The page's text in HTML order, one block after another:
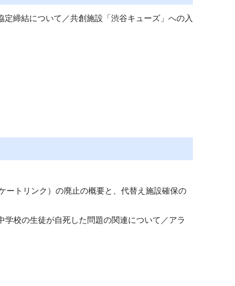
締結について／共創施設「渋谷キューズ」への入
ートリンク）の廃止の概要と、代替え施設確保の
学校の生徒が自死した問題の関連について／アラ